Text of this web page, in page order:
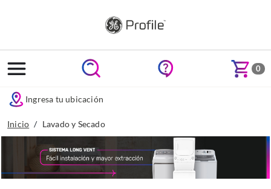
0
Ingresa tu ubicación
Inicio Lavado y Secado